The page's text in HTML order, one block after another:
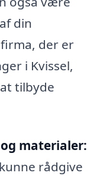
din
der er
i Kvissel,
tilbyde
materialer:
rådgive